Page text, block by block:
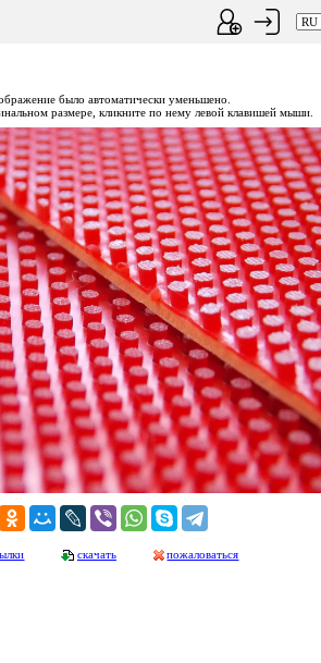
было автоматически уменьшено.
размере, кликните по нему левой клавишей мыши.
скачать пожаловаться